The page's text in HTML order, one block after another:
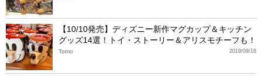
【10/10発売】ディズニー新作マグカップ＆キッチン
グッズ14選！トイ・ストーリー＆アリスモチーフも！
2019/09/18
Tomo